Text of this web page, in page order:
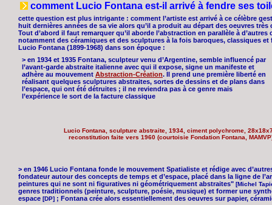
comment Lucio Fontana est-il arrivé à fendre ses
cette question est plus intrigante : comment l’artiste est arrivé à ce célèbre
huit dernières années de sa vie alors qu’il a produit au départ des oeuvres très
Tout d’abord il faut remarquer qu’il aborde l’abstraction en parallèle à
notamment des céramiques et des sculptures à la fois baroques, classiques
Lucio Fontana (1899-1968) dans son époque :
> en 1934 et 1935 Fontana, sculpteur venu d’Argentine, semble influencé par
l’avant-garde abstraite italienne avec qui il expose, signe un manifeste et
adhère au mouvement Abstraction-Création. Il prend une première liberté en
réalisant quelques sculptures abstraites, sortes de dessins et de plans dans
l’espace, qui ont été détruites ; il ne reviendra pas à ce genre mais
l’expérience le sort de la facture classique
Lucio Fontana, sculpture abstraite, 1934, ciment polychrome,
reconstitution faite vers 1960 (courtoisie Fondation Fontana,
> en 1946 Lucio Fontana fonde le mouvement Spatialiste et rédige avec
fondateur autour des concepts de temps et d’espace, placé dans la ligne de
peintures qui ne sont ni figuratives ni géométriquement abstraites" [Michel
genres traditionnels (peinture, sculpture, poésie, musique) et former une
espace [DP] ; Fontana crée alors essentiellement des oeuvres sur papier,